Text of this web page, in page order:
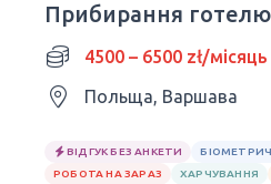
Прибирання готелю
4500 – 6500 zł/місяць
Польща, Варшава
ВІДГУК БЕЗ АНКЕТИ
РОБОТА НА ЗАРАЗ
ХАРЧУВАННЯ